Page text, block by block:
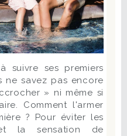
suivre ses premiers
ne savez pas encore
» ni même si
Comment l'armer
? Pour éviter les
la sensation de